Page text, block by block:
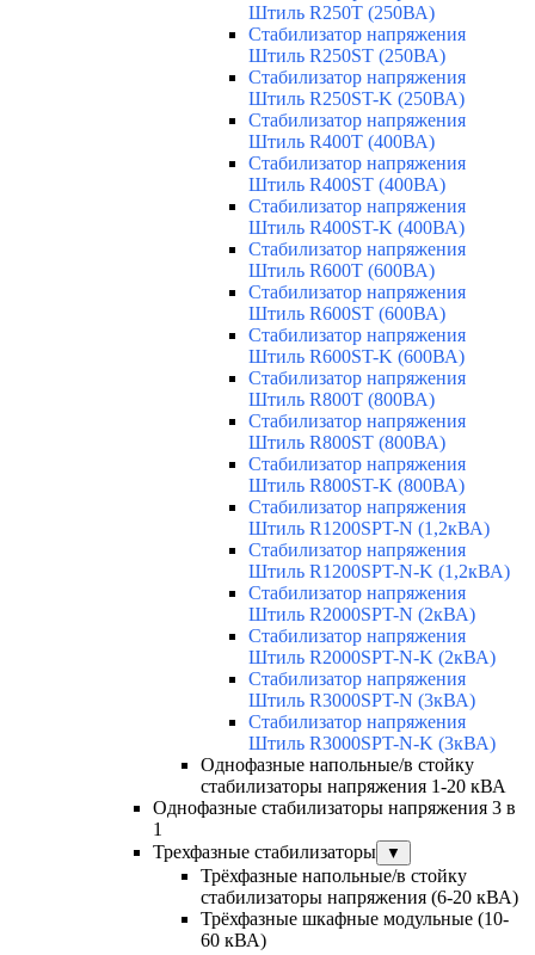
Штиль R250T (250ВА)
Стабилизатор напряжения
Штиль R250ST (250ВА)
Стабилизатор напряжения
Штиль R250ST-K (250ВА)
Стабилизатор напряжения
Штиль R400T (400ВА)
Стабилизатор напряжения
Штиль R400ST (400ВА)
Стабилизатор напряжения
Штиль R400ST-K (400ВА)
Стабилизатор напряжения
Штиль R600T (600ВА)
Стабилизатор напряжения
Штиль R600ST (600ВА)
Стабилизатор напряжения
Штиль R600ST-K (600ВА)
Стабилизатор напряжения
Штиль R800T (800ВА)
Стабилизатор напряжения
Штиль R800ST (800ВА)
Стабилизатор напряжения
Штиль R800ST-K (800ВА)
Стабилизатор напряжения
Штиль R1200SPT-N (1,2кВА)
Стабилизатор напряжения
Штиль R1200SPT-N-K (1,2кВА)
Стабилизатор напряжения
Штиль R2000SPT-N (2кВА)
Стабилизатор напряжения
Штиль R2000SPT-N-K (2кВА)
Стабилизатор напряжения
Штиль R3000SPT-N (3кВА)
Стабилизатор напряжения
Штиль R3000SPT-N-K (3кВА)
Однофазные напольные/в стойку
стабилизаторы напряжения 1-20 кВА
Однофазные стабилизаторы напряжения 3 в
1
Трехфазные стабилизаторы
▼
Трёхфазные напольные/в стойку
стабилизаторы напряжения (6-20 кВА)
Трёхфазные шкафные модульные (10-
60 кВА)